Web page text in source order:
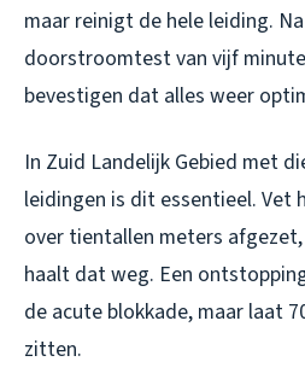
maar reinigt de hele leiding.
doorstroomtest van vijf
bevestigen dat alles weer
In Zuid Landelijk Gebied met
leidingen is dit essentieel. Vet
over tientallen meters
haalt dat weg. Een
de acute blokkade, maar laat
zitten.